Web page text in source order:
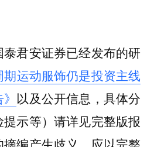
君安证券已经发布的研
期运动服饰仍是投资主线
以及公开信息，具体分
示等）请详见完整版报